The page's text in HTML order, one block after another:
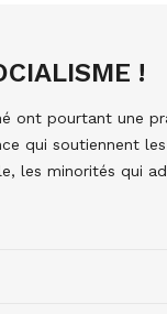
!
ont pourtant une
qui soutiennent
les minorités qui